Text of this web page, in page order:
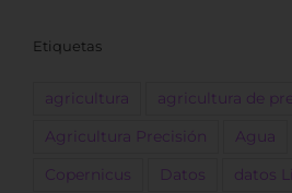
Etiquetas
agricultura agricultura de
Agricultura Precisión Agua
Copernicus Datos datos